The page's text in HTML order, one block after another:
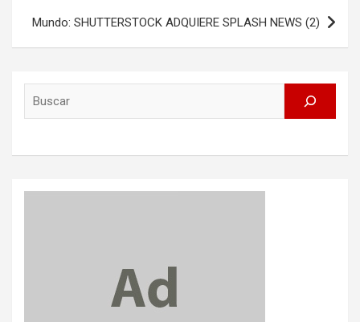
Mundo: SHUTTERSTOCK ADQUIERE SPLASH NEWS (2)